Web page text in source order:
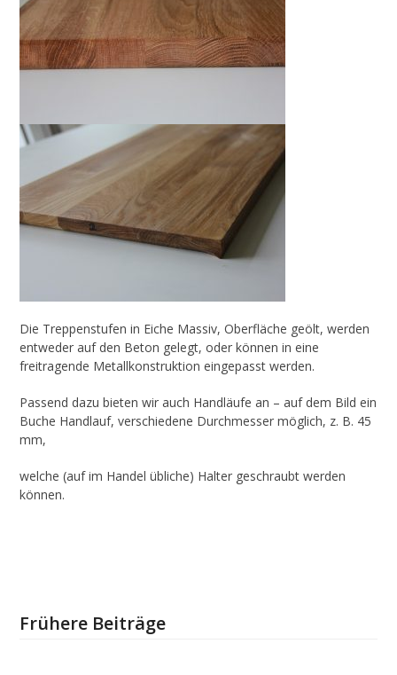
Die Treppenstufen in Eiche Massiv, Oberfläche geölt, werden
entweder auf den Beton gelegt, oder können in eine
freitragende Metallkonstruktion eingepasst werden.
Passend dazu bieten wir auch Handläufe an – auf dem Bild ein
Buche Handlauf, verschiedene Durchmesser möglich, z. B. 45
mm,
welche (auf im Handel übliche) Halter geschraubt werden
können.
Frühere Beiträge